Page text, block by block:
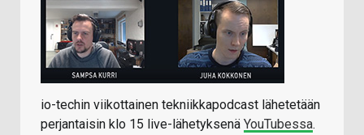
io-techin viikottainen tekniikkapodcast lähetetään
perjantaisin klo 15 live-lähetyksenä YouTubessa.